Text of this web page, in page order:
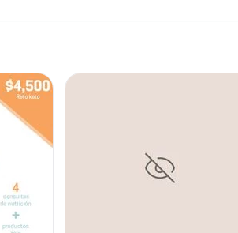
La toxina botulínica
expresión causadas
faciales en la
conservando la